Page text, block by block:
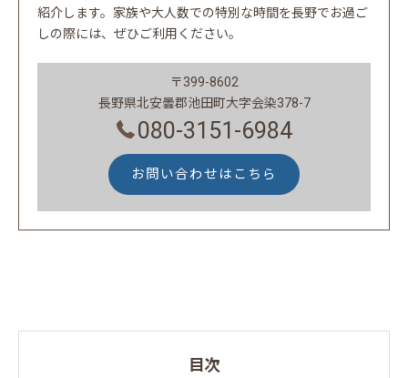
紹介します。家族や大人数での特別な時間を長野でお過ご
しの際には、ぜひご利用ください。
〒399-8602
長野県北安曇郡池田町大字会染378-7
080-3151-6984
お問い合わせはこちら
目次